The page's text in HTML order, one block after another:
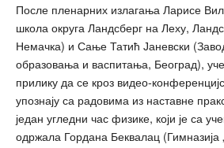
После пленарних излагања Ларисе
школа округа Ландсберг на Леху,
Немачка) и Сање Татић Јаневски
образовања и васпитања, Београд),
прилику да се кроз видео-
упознају са радовима из наставне
један угледни час физике, који је са
одржала Гордана Беквалац (Гимназија